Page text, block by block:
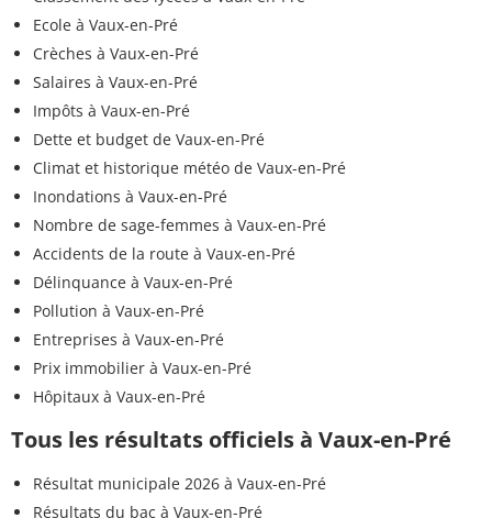
Ecole à Vaux-en-Pré
Crèches à Vaux-en-Pré
Salaires à Vaux-en-Pré
Impôts à Vaux-en-Pré
Dette et budget de Vaux-en-Pré
Climat et historique météo de Vaux-en-Pré
Inondations à Vaux-en-Pré
Nombre de sage-femmes à Vaux-en-Pré
Accidents de la route à Vaux-en-Pré
Délinquance à Vaux-en-Pré
Pollution à Vaux-en-Pré
Entreprises à Vaux-en-Pré
Prix immobilier à Vaux-en-Pré
Hôpitaux à Vaux-en-Pré
Tous les résultats officiels à Vaux-en-Pré
Résultat municipale 2026 à Vaux-en-Pré
Résultats du bac à Vaux-en-Pré